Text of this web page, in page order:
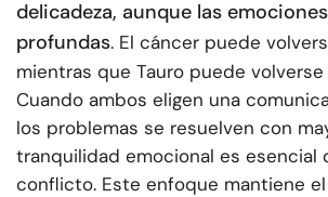
delicadeza, aunque las
profundas. El cáncer puede
mientras que Tauro puede
Cuando ambos eligen una
los problemas se resuelven con
tranquilidad emocional es esencial
conflicto. Este enfoque mantiene